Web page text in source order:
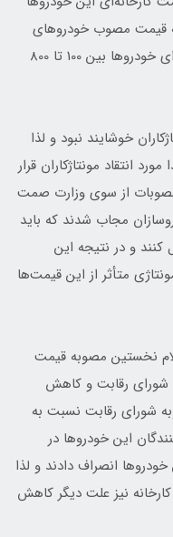
قیمت مصوب خودروهای
مونتاژی در مقایسه با قیمت‌های کارخانه‌ای خودروها بین 100 تا 800
خوشایند نبود و لذا
انتقاد مونتاژکاران قرار
مصوبات از سوی وزارت صمت
مجاب شدند که باید
و در نتیجه این
متأثر از این قیمت‌ها
نخستین مصوبه قیمت
شورای رقابت و کاهش
شورای رقابت نسبت به
این خودروها در
انصراف دادند و لذا
نیز علت دیگر کاهش